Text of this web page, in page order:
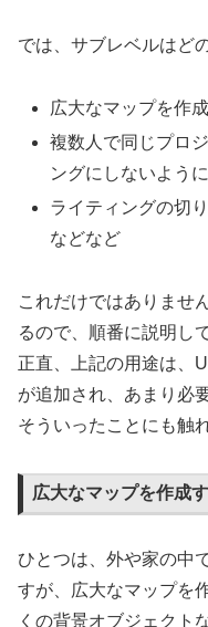
では、サブレベルはど
広大なマップを作
複数人で同じプロ
ングにしないよう
ライティングの切
などなど
これだけではありませ
るので、順番に説明し
正直、上記の用途は、
が追加され、あまり必
そういったことにも触
広大なマップを作成
ひとつは、外や家の中
すが、広大なマップを
くの背景オブジェクト